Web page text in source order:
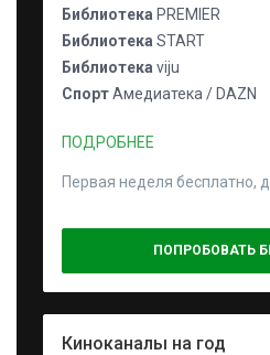
Библиотека PREMIER
Библиотека START
Библиотека viju
СпортАмедиатека / DAZN
ПОДРОБНЕЕ
Первая неделя бесплатно,
ПОПРОБОВАТЬ
Киноканалы на год